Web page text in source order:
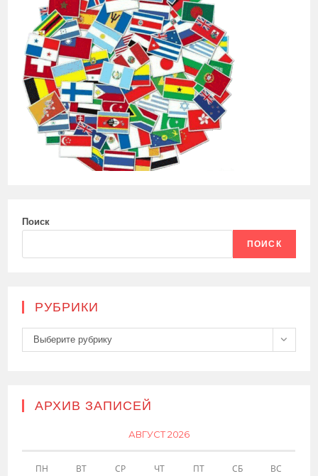
Поиск
ПОИСК
РУБРИКИ
Рубрики
Выберите рубрику
АРХИВ ЗАПИСЕЙ
АВГУСТ 2026
ПН ВТ СР ЧТ ПТ СБ ВС